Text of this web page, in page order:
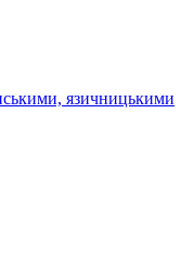
язичницькими